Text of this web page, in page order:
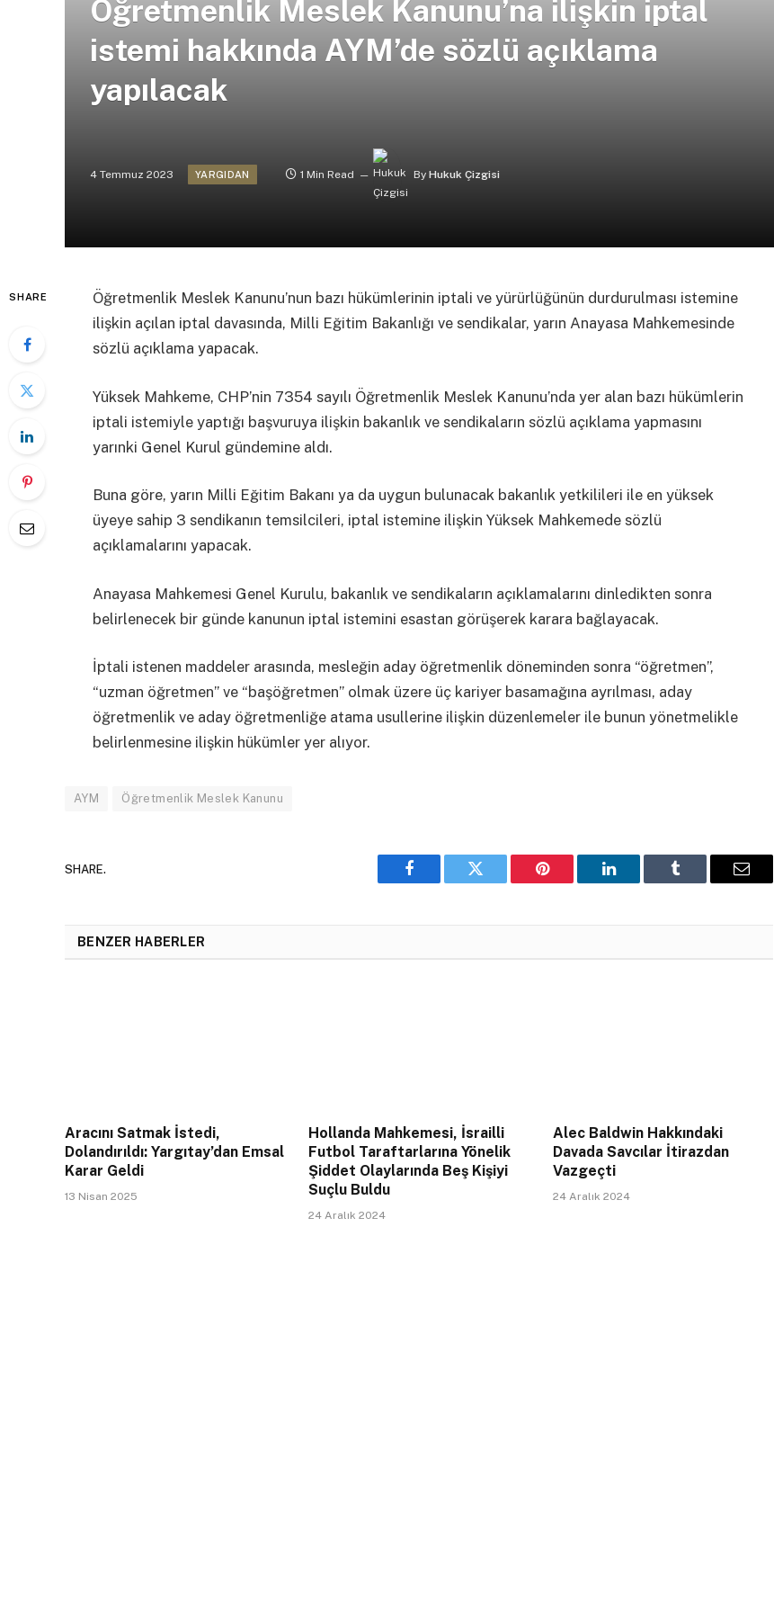
Öğretmenlik Meslek Kanunu’na ilişkin iptal
istemi hakkında AYM’de sözlü açıklama
yapılacak
4 Temmuz 2023 YARGIDAN 1 Min Read By Hukuk Çizgisi
SHARE
Öğretmenlik Meslek Kanunu’nun bazı hükümlerinin iptali ve yürürlüğünün durdurulması istemine
ilişkin açılan iptal davasında, Milli Eğitim Bakanlığı ve sendikalar, yarın Anayasa Mahkemesinde
sözlü açıklama yapacak.
Yüksek Mahkeme, CHP’nin 7354 sayılı Öğretmenlik Meslek Kanunu’nda yer alan bazı hükümlerin
iptali istemiyle yaptığı başvuruya ilişkin bakanlık ve sendikaların sözlü açıklama yapmasını
yarınki Genel Kurul gündemine aldı.
Buna göre, yarın Milli Eğitim Bakanı ya da uygun bulunacak bakanlık yetkilileri ile en yüksek
üyeye sahip 3 sendikanın temsilcileri, iptal istemine ilişkin Yüksek Mahkemede sözlü
açıklamalarını yapacak.
Anayasa Mahkemesi Genel Kurulu, bakanlık ve sendikaların açıklamalarını dinledikten sonra
belirlenecek bir günde kanunun iptal istemini esastan görüşerek karara bağlayacak.
İptali istenen maddeler arasında, mesleğin aday öğretmenlik döneminden sonra “öğretmen”,
“uzman öğretmen” ve “başöğretmen” olmak üzere üç kariyer basamağına ayrılması, aday
öğretmenlik ve aday öğretmenliğe atama usullerine ilişkin düzenlemeler ile bunun yönetmelikle
belirlenmesine ilişkin hükümler yer alıyor.
AYM Öğretmenlik Meslek Kanunu
SHARE.
Facebook Twitter Pinterest LinkedIn Tumblr Email
BENZER HABERLER
Aracını Satmak İstedi,
Dolandırıldı: Yargıtay’dan Emsal
Karar Geldi
13 Nisan 2025
Hollanda Mahkemesi, İsrailli
Futbol Taraftarlarına Yönelik
Şiddet Olaylarında Beş Kişiyi
Suçlu Buldu
24 Aralık 2024
Alec Baldwin Hakkındaki
Davada Savcılar İtirazdan
Vazgeçti
24 Aralık 2024